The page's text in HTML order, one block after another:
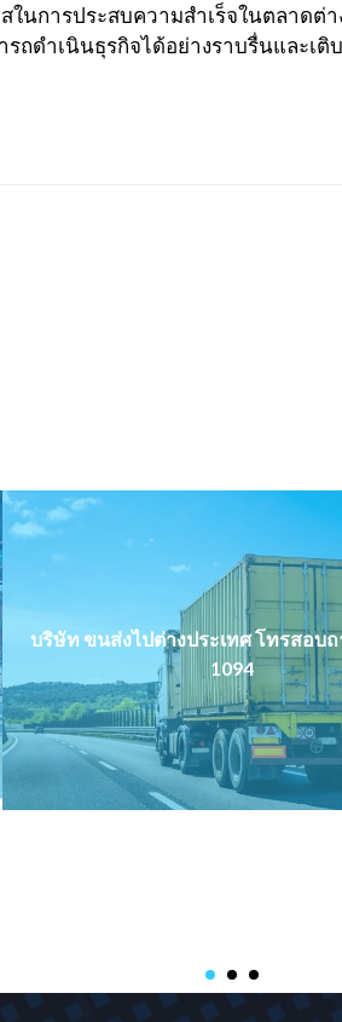
นการประสบความสำเร็จในตลาดต่
ถดำเนินธุรกิจได้อย่างราบรื่นและเ
บริษัท ขนส่งไปต่างประเทศ โทรสอบถ
1094